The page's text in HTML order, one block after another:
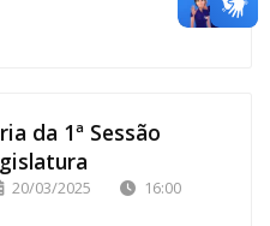
da 1ª Sessão
20/03/2025
16:00